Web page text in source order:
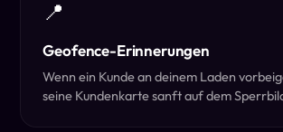
📍
Geofence-Erinnerungen
Wenn ein Kunde an deinem Laden
seine Kundenkarte sanft auf dem